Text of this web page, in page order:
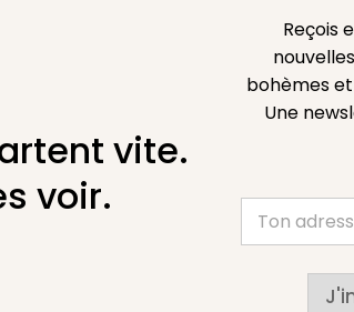
vite.
voir.
Reçois
bohèmes
Une